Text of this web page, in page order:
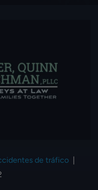
de tráfico |